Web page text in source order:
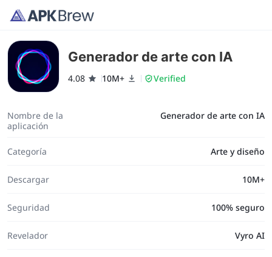
Generador de arte con IA
4.08 10M+ Verified
Nombre de la
aplicación
Generador de arte con IA
Categoría Arte y diseño
Descargar 10M+
Seguridad 100% seguro
Revelador Vyro AI